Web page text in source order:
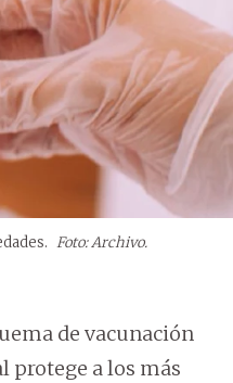
Foto: Archivo.
de vacunación
protege a los más